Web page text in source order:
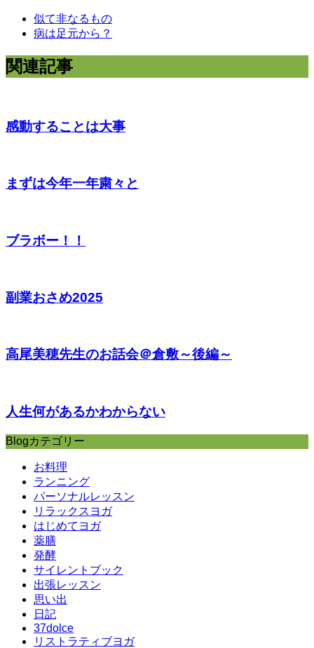
似て非なるもの
病は足元から？
関連記事
感動することは大事
まずは今年一年粛々と
ブラボー！！
副業おさめ2025
高尾美穂先生のお話会＠倉敷～後編～
人生何があるかわからない
Blogカテゴリー
お料理
ランニング
パーソナルレッスン
リラックスヨガ
はじめてヨガ
薬膳
発酵
サイレントブック
出張レッスン
思い出
日記
37dolce
リストラティブヨガ